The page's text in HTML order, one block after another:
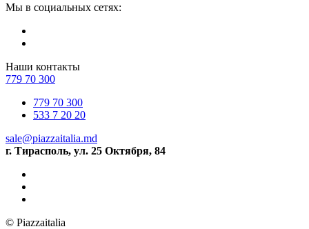
Мы в социальных сетях:
Наши контакты
779 70 300
779 70 300
533 7 20 20
sale@piazzaitalia.md
г. Тирасполь, ул. 25 Октября, 84
© Piazzaitalia